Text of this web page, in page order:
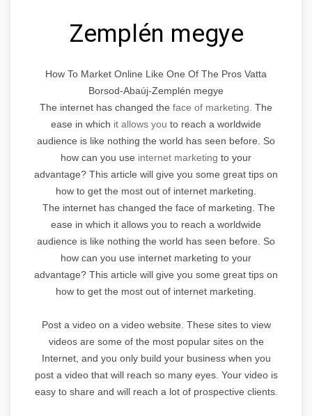
Zemplén megye
How To Market Online Like One Of The Pros Vatta
Borsod-Abaúj-Zemplén megye
The internet has changed the face of marketing. The
ease in which it allows you to reach a worldwide
audience is like nothing the world has seen before. So
how can you use internet marketing to your
advantage? This article will give you some great tips on
how to get the most out of internet marketing.
The internet has changed the face of marketing. The
ease in which it allows you to reach a worldwide
audience is like nothing the world has seen before. So
how can you use internet marketing to your
advantage? This article will give you some great tips on
how to get the most out of internet marketing.
Post a video on a video website. These sites to view
videos are some of the most popular sites on the
Internet, and you only build your business when you
post a video that will reach so many eyes. Your video is
easy to share and will reach a lot of prospective clients.